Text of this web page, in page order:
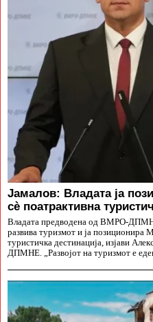
Јамалов: Владата ја
сè поатрактивна
Владата предводена од ВМРО-
развива туризмот и ја позиционира
туристичка дестинација, изјави
ДПМНЕ. „Развојот на туризмот е